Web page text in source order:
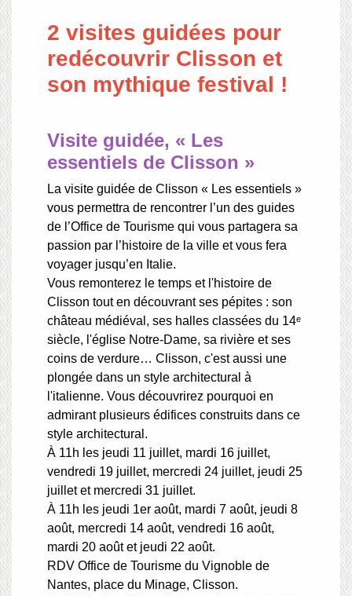
2 visites guidées pour
redécouvrir Clisson et
son mythique festival !
Visite guidée, « Les
essentiels de Clisson »
La visite guidée de Clisson « Les essentiels »
vous permettra de rencontrer l’un des guides
de l’Office de Tourisme qui vous partagera sa
passion par l’histoire de la ville et vous fera
voyager jusqu’en Italie.
Vous remonterez le temps et l'histoire de
Clisson tout en découvrant ses pépites : son
château médiéval, ses halles classées du 14ᵉ
siècle, l'église Notre-Dame, sa rivière et ses
coins de verdure… Clisson, c'est aussi une
plongée dans un style architectural à
l'italienne. Vous découvrirez pourquoi en
admirant plusieurs édifices construits dans ce
style architectural.
À 11h les jeudi 11 juillet, mardi 16 juillet,
vendredi 19 juillet, mercredi 24 juillet, jeudi 25
juillet et mercredi 31 juillet.
À 11h les jeudi 1er août, mardi 7 août, jeudi 8
août, mercredi 14 août, vendredi 16 août,
mardi 20 août et jeudi 22 août.
RDV Office de Tourisme du Vignoble de
Nantes, place du Minage, Clisson.